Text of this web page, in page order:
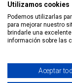
Noticias
Sin
Utilizamos cookies
Podemos utilizarlas
para mejorar nuestro
brindarle una
información sobre las
Aceptar